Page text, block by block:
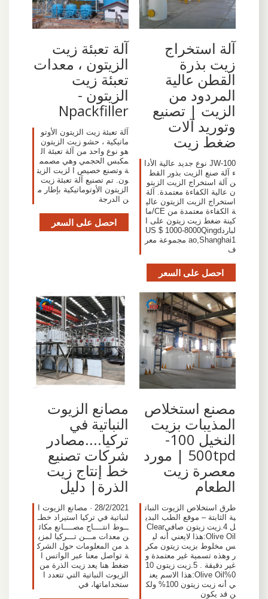
آلة استخراج
زيت بذرة
القطن عالية
المردود من
الزيت | تصنيع
وتوريد آلات
ضغط زيت
JW-100 نوع جديد عالية الأدا
ء آلة صنع الزيت بذور القط
ن آلة استخراج الزيت الزيتو
ن عالية الكفاءة معتمدة. آلة
استخراج الزيت الزيتون عالي
ة الكفاءة معتمدة من CE/ما
كينة ضغط زيت زيتون على ا
لباردUS $ 1000-8000Qingd
ao,Shanghai1 مجموعة معر
ف
احصل على السعر
آلة تعبئة زيت
الزيتون ، معدات
تعبئة زيت
الزيتون -
Npackfiller
آلة تعبئة زيت الزيتون الأوتو
ماتيكية ، حشو زيت الزيتون
هو نوع واحد من آلة تعبئة ال
مكبس الحجمي وهي مصمم
ة وتصنع خصيص ا لزيت الزيت
ون. تم تصنيع آلة تعبئة زيت
الزيتون الأوتوماتيكية بإطار م
ن الدرجة
احصل على السعر
مصنع استخلاص
المذيبات بزيت
النخيل 100-
500tpd | مورد
معصرة زيت
الطعام
طرق استخلاص الزيوت النبات
ية الثابتة – موقع الطب البدي
ل 4.زيت زيتون صافيClear
Olive Oil:هذا لايعني أنه لي
س مخلوط بزيت زيتون مكر
ر وهذه تسمية غير معتمدة و
غير دقيقة . 5.زيت زيتون 10
0%Olive Oil:هذا الاسم يعن
ي أنه زيت زيتون 100% ولك
ن قد يكون
مصانع الزيوت
النباتية في
تركيا....مصادر
شركات تصنيع
خط إنتاج زيت
الذرة| دليل
28/2/2021 · مصانع الزيوت ا
لنباتية في تركيا استيراد خطـ
ــوط انتــــاج مصــــانع مكائ
ن معدات مـــن تـــركيا لمزي
د من المعلومات حول الشرك
ة تواصل معنا عبر الواتس ا
ضغط هنا يعد زيت الذرة من
الزيوت النباتية التي تتعدد ا
ستخداماتها، في